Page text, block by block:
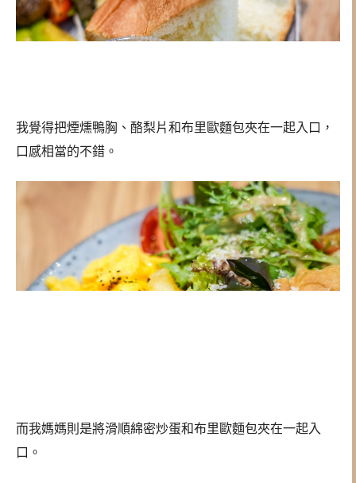
我覺得把煙燻鴨胸、酪梨片和布里歐麵包夾在一起入口，
口感相當的不錯。
而我媽媽則是將滑順綿密炒蛋和布里歐麵包夾在一起入
口。